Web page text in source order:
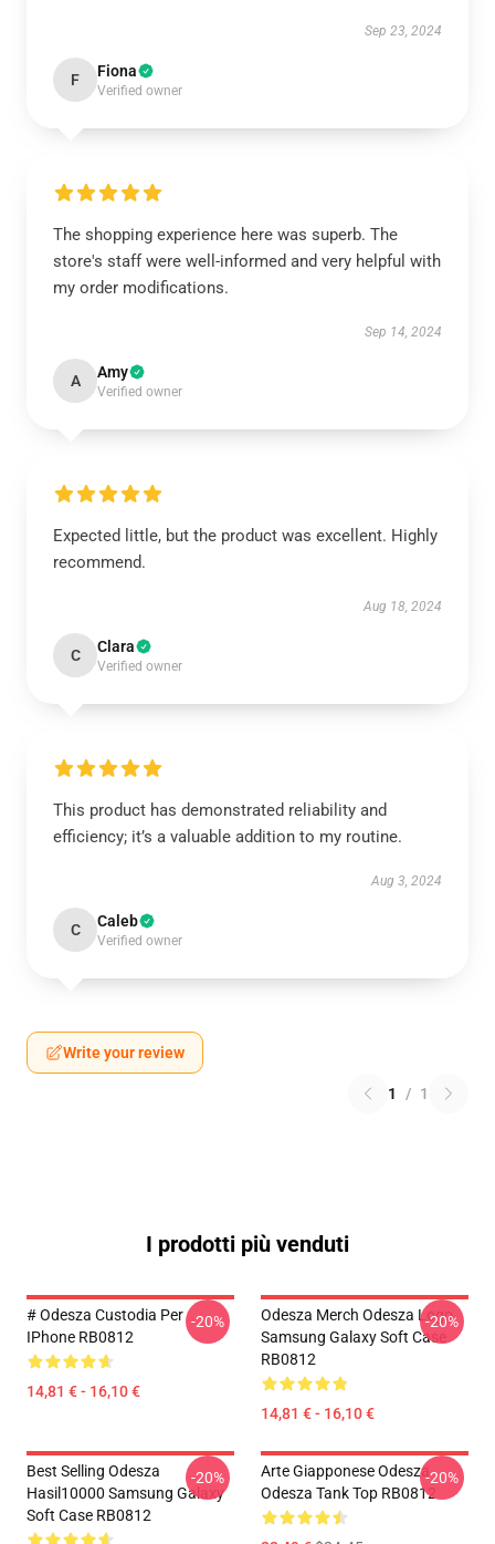
Sep 23, 2024
F Fiona
Verified owner
The shopping experience here was superb. The
store's staff were well-informed and very helpful with
my order modifications.
Sep 14, 2024
A Amy
Verified owner
Expected little, but the product was excellent. Highly
recommend.
Aug 18, 2024
C Clara
Verified owner
This product has demonstrated reliability and
efficiency; it’s a valuable addition to my routine.
Aug 3, 2024
C Caleb
Verified owner
Write your review
1 / 1
I prodotti più venduti
# Odesza Custodia Per
IPhone RB0812
14,81 € - 16,10 €
-20%
Odesza Merch Odesza Logo
Samsung Galaxy Soft Case
RB0812
14,81 € - 16,10 €
-20%
Best Selling Odesza
Hasil10000 Samsung Galaxy
Soft Case RB0812
-20%
Arte Giapponese Odesza
Odesza Tank Top RB0812
-20%